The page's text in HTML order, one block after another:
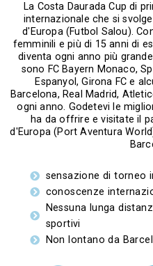
La Costa Daurada Cup di
internazionale che si
d'Europa (Futbol Salou).
femminili e più di 15 anni di
diventa ogni anno più
sono FC Bayern Monaco,
Espanyol, Girona FC e
Barcelona, Real Madrid,
ogni anno. Godetevi le
ha da offrire e visitate il
d'Europa (Port Aventura
sensazione di torneo
conoscenze
Nessuna lunga
sportivi
Non lontano da